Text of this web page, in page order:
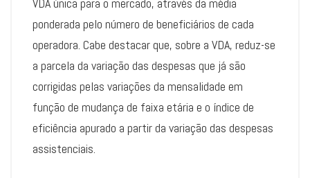
VDA única para o mercado, através da média
ponderada pelo número de beneficiários de cada
operadora. Cabe destacar que, sobre a VDA, reduz-se
a parcela da variação das despesas que já são
corrigidas pelas variações da mensalidade em
função de mudança de faixa etária e o índice de
eficiência apurado a partir da variação das despesas
assistenciais.